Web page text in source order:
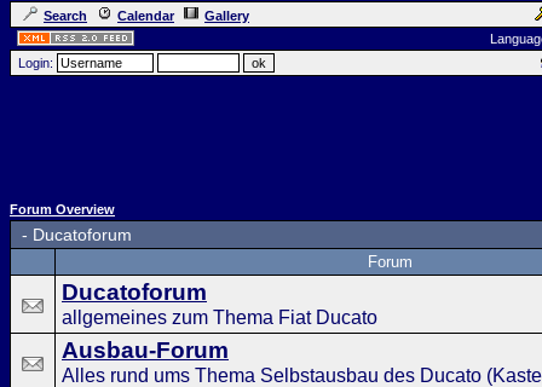
Search Calendar
Gallery
Login:
Forum Overview
- Ducatoforum
Forum
Ducatoforum
allgemeines zum Thema Fiat Ducato
Ausbau-Forum
Alles rund ums Thema Selbstausbau des Ducato